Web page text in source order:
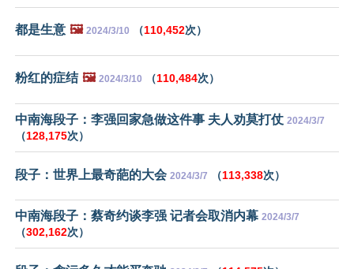
都是生意 🖼️ 2024/3/10 （110,452次）
粉红的症结 🖼️ 2024/3/10 （110,484次）
中南海段子：李强回家急做这件事 夫人劝莫打仗 2024/3/7
（128,175次）
段子：世界上最奇葩的大会 2024/3/7 （113,338次）
中南海段子：蔡奇约谈李强 记者会取消内幕 2024/3/7
（302,162次）